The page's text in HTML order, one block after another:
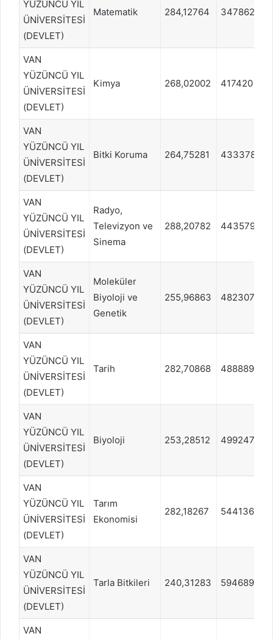
YÜZÜNCÜ YIL
ÜNİVERSİTESİ
(DEVLET)
Matematik 284,12764 347862
VAN
YÜZÜNCÜ YIL
ÜNİVERSİTESİ
(DEVLET)
Kimya 268,02002 417420
VAN
YÜZÜNCÜ YIL
ÜNİVERSİTESİ
(DEVLET)
Bitki Koruma 264,75281 433378
VAN
YÜZÜNCÜ YIL
ÜNİVERSİTESİ
(DEVLET)
Radyo,
Televizyon ve
Sinema
288,20782 443579
VAN
YÜZÜNCÜ YIL
ÜNİVERSİTESİ
(DEVLET)
Moleküler
Biyoloji ve
Genetik
255,96863 482307
VAN
YÜZÜNCÜ YIL
ÜNİVERSİTESİ
(DEVLET)
Tarih 282,70868 488889
VAN
YÜZÜNCÜ YIL
ÜNİVERSİTESİ
(DEVLET)
Biyoloji 253,28512 499247
VAN
YÜZÜNCÜ YIL
ÜNİVERSİTESİ
(DEVLET)
Tarım
Ekonomisi
282,18267 544136
VAN
YÜZÜNCÜ YIL
ÜNİVERSİTESİ
(DEVLET)
Tarla Bitkileri 240,31283 594689
VAN